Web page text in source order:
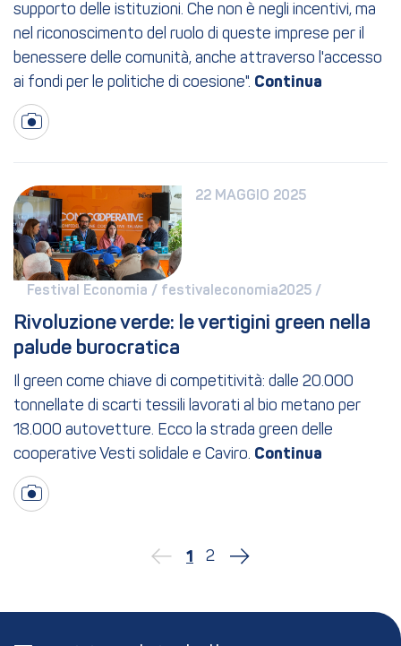
supporto delle istituzioni. Che non è negli incentivi, ma
nel riconoscimento del ruolo di queste imprese per il
benessere delle comunità, anche attraverso l'accesso
ai fondi per le politiche di coesione".
22 MAGGIO 2025
Festival Economia / festivaleconomia2025 /
Rivoluzione verde: le vertigini green nella
palude burocratica
Il green come chiave di competitività: dalle 20.000
tonnellate di scarti tessili lavorati al bio metano per
18.000 autovetture. Ecco la strada green delle
cooperative Vesti solidale e Caviro.
1 2